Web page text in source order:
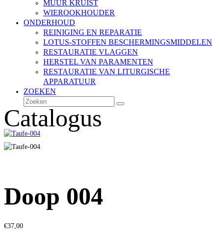
MUUR KRUIST
WIEROOKHOUDER
ONDERHOUD
REINIGING EN REPARATIE
LOTUS-STOFFEN BESCHERMINGSMIDDELEN
RESTAURATIE VLAGGEN
HERSTEL VAN PARAMENTEN
RESTAURATIE VAN LITURGISCHE
APPARATUUR
ZOEKEN
Zoeken
Verzenden
Catalogus
Doop 004
€37,00